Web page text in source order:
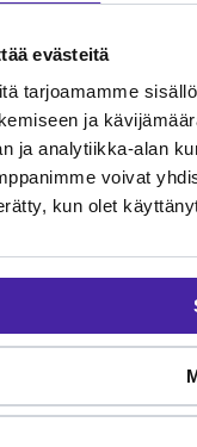
evästeitä
tarjoamamme
ja
ja analytiikka-alan
voivat
kun olet
Se on
keskimäärin
hintasi
KissoilleRodut